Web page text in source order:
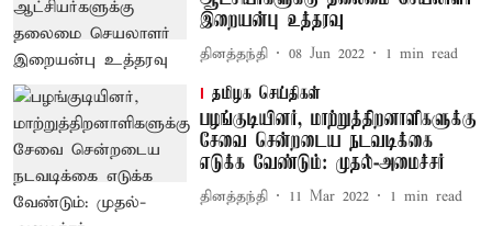
இறையன்பு உத்தரவு
தினத்தந்தி 08 Jun 2022 1 min read
தமிழக செய்திகள்
பழங்குடியினர், மாற்றுத்திறனாளிகளுக்கு
சேவை சென்றடைய நடவடிக்கை
எடுக்க வேண்டும்: முதல்-அமைச்சர்
தினத்தந்தி 11 Mar 2022 1 min read